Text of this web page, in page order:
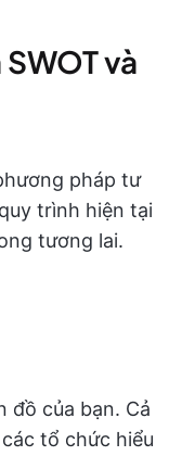
và
pháp tư
trình hiện tại
tương lai.
đồ của bạn. Cả
tổ chức hiểu